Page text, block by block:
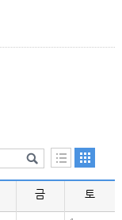
금 토